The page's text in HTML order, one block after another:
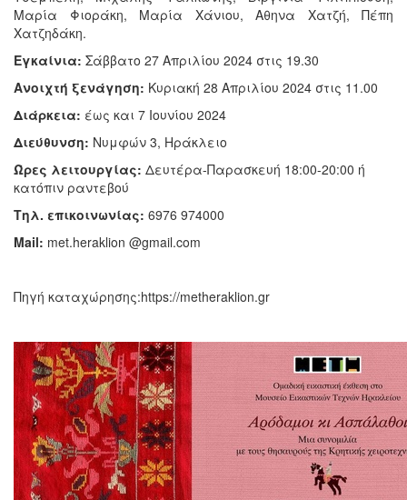
Μαρία Φιοράκη, Μαρία Χάνιου, Αθηνα Χατζή, Πέπη
Χατζηδάκη.
Εγκαίνια: Σάββατο 27 Απριλίου 2024 στις 19.30
Ανοιχτή ξενάγηση: Κυριακή 28 Απριλίου 2024 στις 11.00
Διάρκεια: έως και 7 Ιουνίου 2024
Διεύθυνση: Νυμφών 3, Ηράκλειο
Ώρες λειτουργίας: Δευτέρα-Παρασκευή 18:00-20:00 ή
κατόπιν ραντεβού
Τηλ. επικοινωνίας: 6976 974000
Mail: met.heraklion @gmail.com
Πηγή καταχώρησης:https://metheraklion.gr